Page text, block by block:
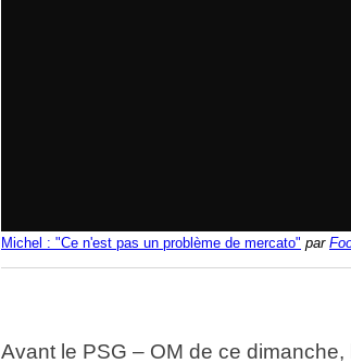
Michel : "Ce n'est pas un problème de mercato" par
Avant le PSG – OM de ce